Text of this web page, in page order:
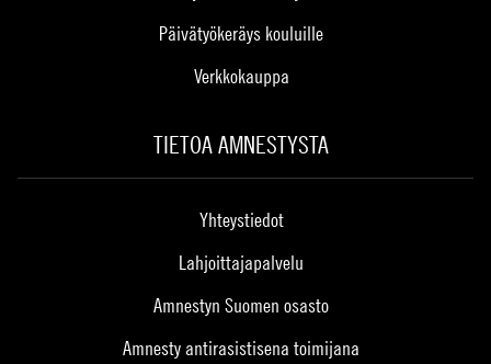
Päivätyökeräys kouluille
Verkkokauppa
TIETOA AMNESTYSTA
Yhteystiedot
Lahjoittajapalvelu
Amnestyn Suomen osasto
Amnesty antirasistisena toimijana